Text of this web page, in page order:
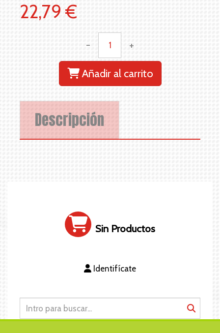
22,79 €
- +
Añadir al carrito
Descripción
Sin Productos
Identifícate